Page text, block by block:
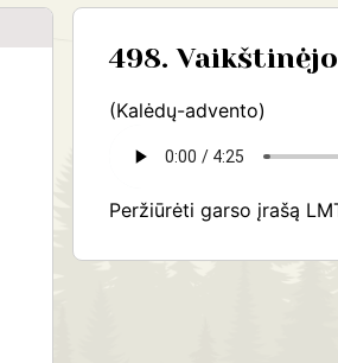
498.
(Kalėdų-advento)
Peržiūrėti garso įrašą